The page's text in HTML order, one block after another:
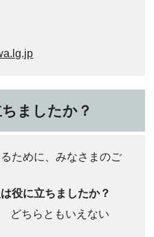
ましたか？
ために、みなさまのご
役に立ちましたか？
どちらともいえない